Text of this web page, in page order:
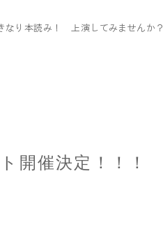
なり本読み！ 上演してみませんか？
開催決定！！！